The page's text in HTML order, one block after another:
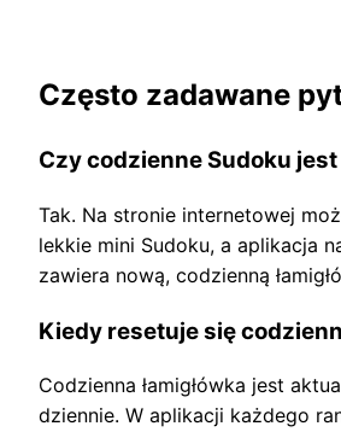
Często zadawane
Czy codzienne Sudoku jest
Tak. Na stronie internetowej
lekkie mini Sudoku, a aplikacja
zawiera nową, codzienną
Kiedy resetuje się
Codzienna łamigłówka jest
dziennie. W aplikacji każdego